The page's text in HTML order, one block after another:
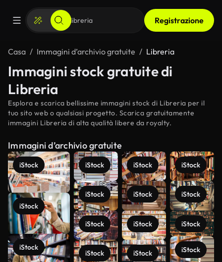
Registrazione
Casa Immagini d’archivio gratuite Libreria
Immagini stock gratuite di
Libreria
Esplora e scarica bellissime immagini stock di Libreria per il
tuo sito web o qualsiasi progetto. Scarica gratuitamente
immagini Libreria di alta qualità libere da royalty.
Immagini d’archivio gratuite
iStock
iStock
iStock
iStock
iStock
iStock
iStock
iStock
iStock
iStock
iStock
iStock
iStock
iStock
iStock